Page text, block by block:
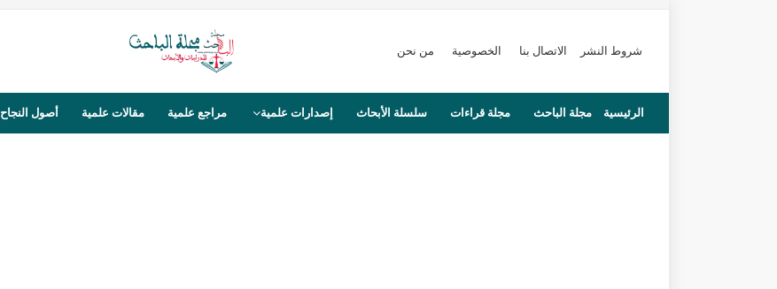
شروط النشر الاتصال بنا الخصوصية من نحن
الرئيسية مجلة الباحث مجلة قراءات سلسلة الأبحاث إصدارات علمية مراجع علمية مقالات علمية أصول النجاح